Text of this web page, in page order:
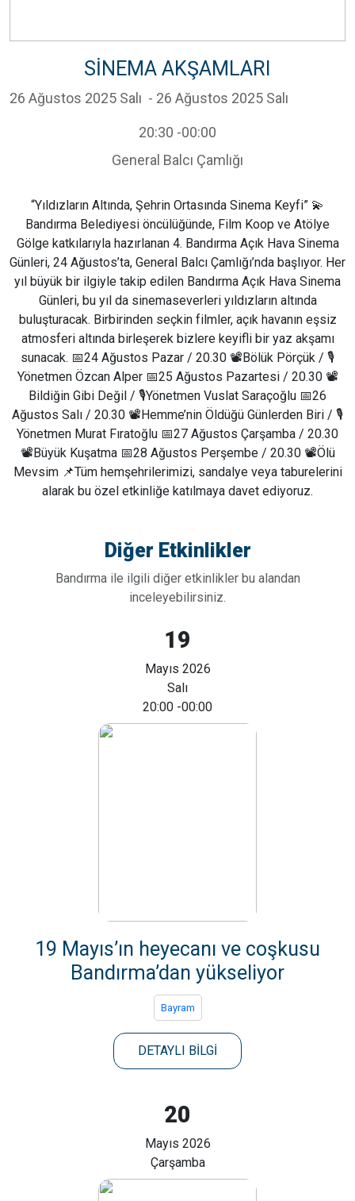
SİNEMA AKŞAMLARI
26 Ağustos 2025 Salı - 26 Ağustos 2025 Salı
20:30 -00:00
General Balcı Çamlığı
“Yıldızların Altında, Şehrin Ortasında Sinema Keyfi” 💫
Bandırma Belediyesi öncülüğünde, Film Koop ve Atölye
Gölge katkılarıyla hazırlanan 4. Bandırma Açık Hava Sinema
Günleri, 24 Ağustos’ta, General Balcı Çamlığı’nda başlıyor. Her
yıl büyük bir ilgiyle takip edilen Bandırma Açık Hava Sinema
Günleri, bu yıl da sinemaseverleri yıldızların altında
buluşturacak. Birbirinden seçkin filmler, açık havanın eşsiz
atmosferi altında birleşerek bizlere keyifli bir yaz akşamı
sunacak. 📅24 Ağustos Pazar / 20.30 📽️Bölük Pörçük / 🎙️
Yönetmen Özcan Alper 📅25 Ağustos Pazartesi / 20.30 📽️
Bildiğin Gibi Değil / 🎙️Yönetmen Vuslat Saraçoğlu 📅26
Ağustos Salı / 20.30 📽️Hemme’nin Öldüğü Günlerden Biri / 🎙️
Yönetmen Murat Fıratoğlu 📅27 Ağustos Çarşamba / 20.30
📽️Büyük Kuşatma 📅28 Ağustos Perşembe / 20.30 📽️Ölü
Mevsim 📌Tüm hemşehrilerimizi, sandalye veya taburelerini
alarak bu özel etkinliğe katılmaya davet ediyoruz.
Diğer Etkinlikler
Bandırma ile ilgili diğer etkinlikler bu alandan
inceleyebilirsiniz.
19
Mayıs 2026
Salı
20:00 -00:00
19 Mayıs’ın heyecanı ve coşkusu
Bandırma’dan yükseliyor
Bayram
DETAYLI BİLGİ
20
Mayıs 2026
Çarşamba